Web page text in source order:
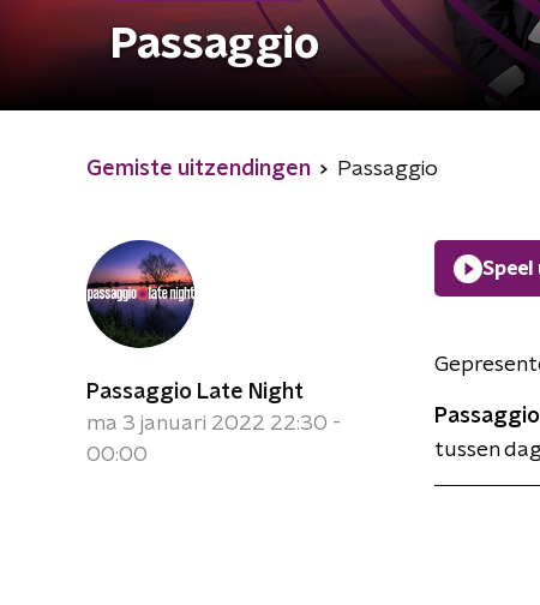
Passaggio
Gemiste uitzendingen Passaggio
Passaggio Late Night
ma 3 januari 2022 22:30 -
00:00
tussen